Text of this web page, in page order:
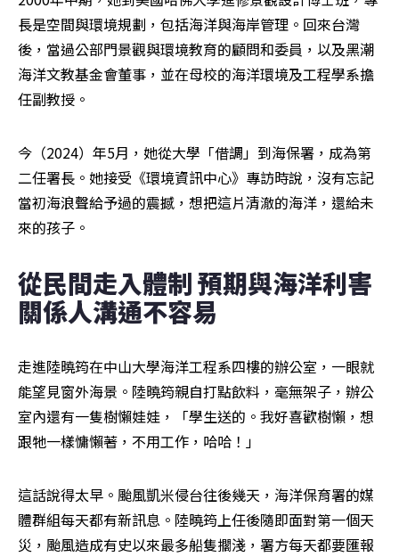
長是空間與環境規劃，包括海洋與海岸管理。回來台灣
後，當過公部門景觀與環境教育的顧問和委員，以及黑潮
海洋文教基金會董事，並在母校的海洋環境及工程學系擔
任副教授。
今（2024）年5月，她從大學「借調」到海保署，成為第
二任署長。她接受《環境資訊中心》專訪時說，沒有忘記
當初海浪聲給予過的震撼，想把這片清澈的海洋，還給未
來的孩子。
從民間走入體制 預期與海洋利害
關係人溝通不容易
走進陸曉筠在中山大學海洋工程系四樓的辦公室，一眼就
能望見窗外海景。陸曉筠親自打點飲料，毫無架子，辦公
室內還有一隻樹懶娃娃，「學生送的。我好喜歡樹懶，想
跟牠一樣慵懶著，不用工作，哈哈！」
這話說得太早。颱風凱米侵台往後幾天，海洋保育署的媒
體群組每天都有新訊息。陸曉筠上任後隨即面對第一個天
災，颱風造成有史以來最多船隻擱淺，署方每天都要匯報